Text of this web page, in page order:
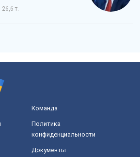
26,6 т.
Команда
Политика
конфиденциальности
Документы